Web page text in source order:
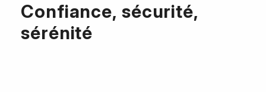
Confiance, sécurité,
sérénité